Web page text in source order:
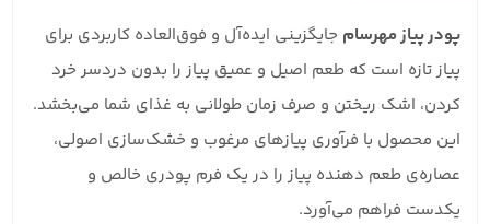
پودر پیاز مهرسام جایگزینی ایده‌آل و فوق‌العاده کاربردی برای
پیاز تازه است که طعم اصیل و عمیق پیاز را بدون دردسر خرد
کردن، اشک ریختن و صرف زمان طولانی به غذای شما می‌بخشد.
این محصول با فرآوری پیازهای مرغوب و خشک‌سازی اصولی،
عصاره‌ی طعم دهنده پیاز را در یک فرم پودری خالص و
یکدست فراهم می‌آورد.